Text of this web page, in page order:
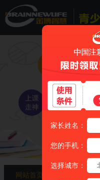
网站首页 家长必知
家长姓名：
您的手机：
选择城市：